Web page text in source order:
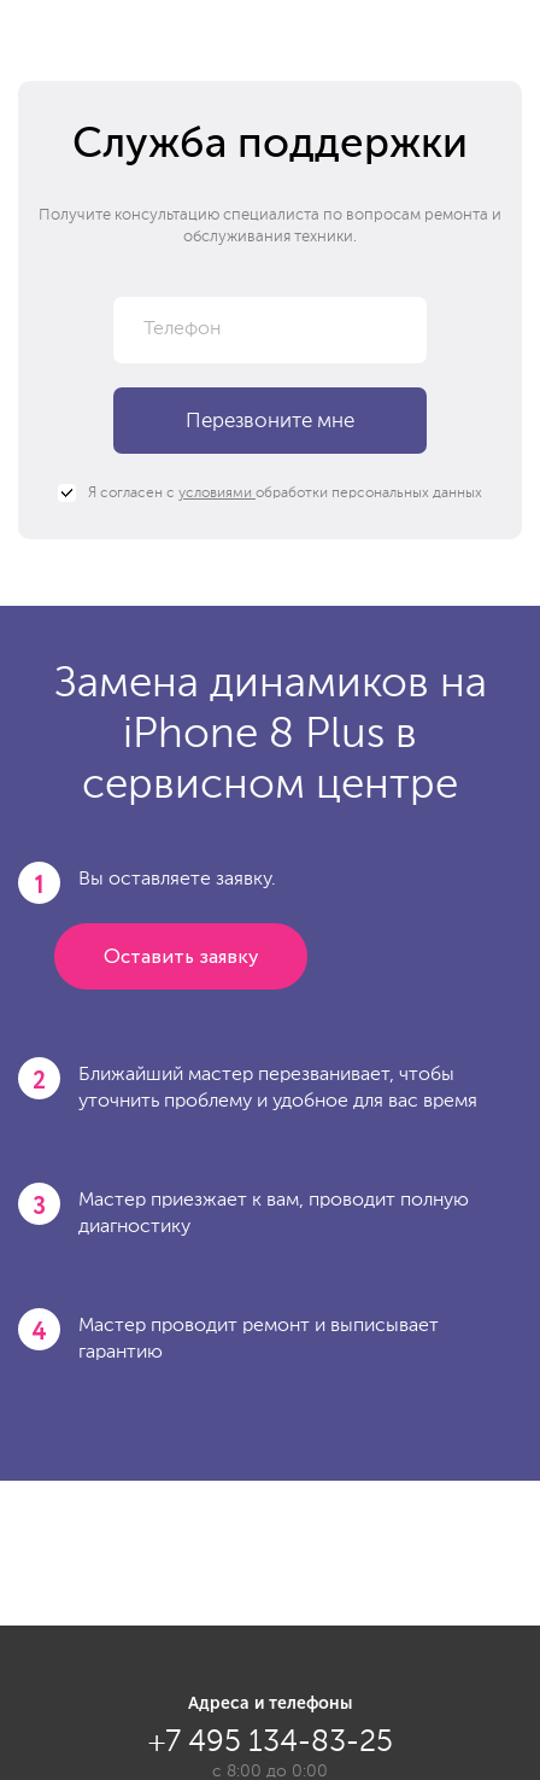
Служба поддержки
Получите консультацию специалиста по вопросам ремонта и
обслуживания техники.
Я согласен с условиями обработки персональных данных
Замена динамиков на
iPhone 8 Plus в
сервисном центре
1 Вы оставляете заявку.
Оставить заявку
2
Ближайший мастер перезванивает, чтобы
уточнить проблему и удобное для вас время
3
Мастер приезжает к вам, проводит полную
диагностику
4
Мастер проводит ремонт и выписывает
гарантию
Адреса и телефоны
+7 495 134-83-25
с 8:00 до 0:00